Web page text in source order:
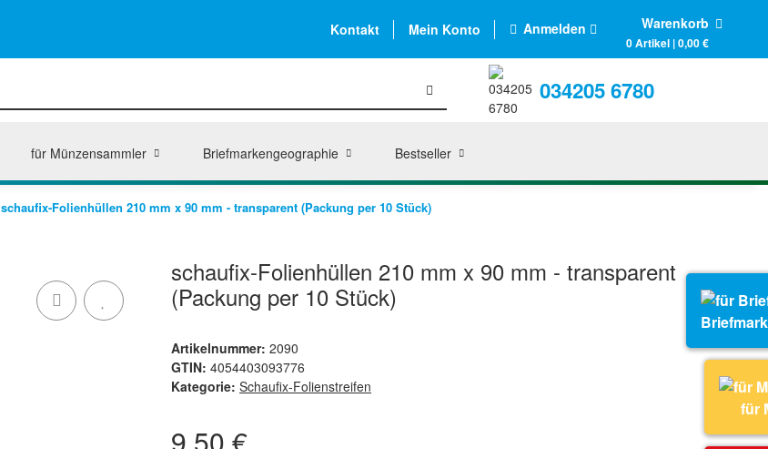
Kontakt Mein Konto Anmelden Warenkorb
0 Artikel | 0,00 €
034205 6780
für Münzensammler Briefmarkengeographie Bestseller
schaufix-Folienhüllen 210 mm x 90 mm - transparent (Packung per 10 Stück)
schaufix-Folienhüllen 210 mm x 90 mm - transparent
(Packung per 10 Stück)
Artikelnummer: 2090
GTIN: 4054403093776
Kategorie: Schaufix-Folienstreifen
für